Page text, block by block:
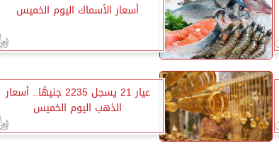
أسعار الأسماك اليوم الخميس
عيار 21 يسجل 2235 جنيهًا.. أسعار
الذهب اليوم الخميس